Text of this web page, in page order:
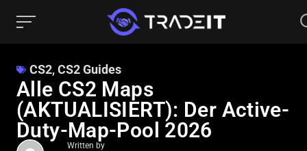
CS2,CS2 Guides
Alle CS2 Maps
(AKTUALISIERT): Der Active-
Duty-Map-Pool 2026
Written by